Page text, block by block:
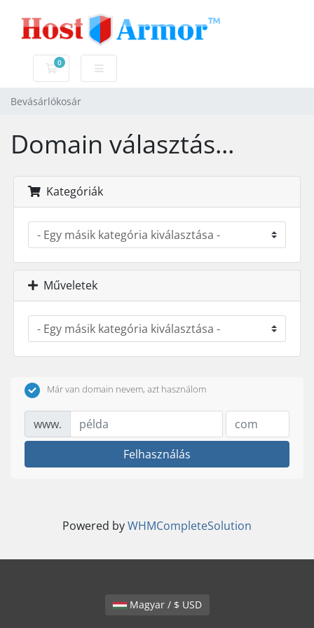
0
Bevásárlókosár
Bevásárlókosár
Domain választás...
Kategóriák
Műveletek
Már van domain nevem, azt használom
www.
Felhasználás
Powered byWHMCompleteSolution
Magyar / $ USD